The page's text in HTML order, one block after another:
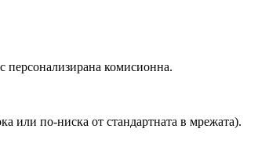
персонализирана комисионна.
или по-ниска от стандартната в мрежата).